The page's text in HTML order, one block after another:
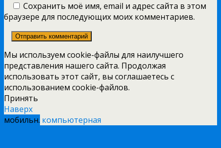
Сохранить моё имя, email и адрес сайта в этом
браузере для последующих моих комментариев.
Мы используем cookie-файлы для наилучшего
представления нашего сайта. Продолжая
использовать этот сайт, вы соглашаетесь с
использованием cookie-файлов.
Принять
Наверх
мобильн. компьютерная